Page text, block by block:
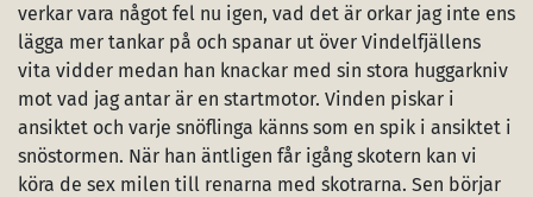
verkar vara något fel nu igen, vad det är orkar jag inte ens
lägga mer tankar på och spanar ut över Vindelfjällens
vita vidder medan han knackar med sin stora huggarkniv
mot vad jag antar är en startmotor. Vinden piskar i
ansiktet och varje snöflinga känns som en spik i ansiktet i
snöstormen. När han äntligen får igång skotern kan vi
köra de sex milen till renarna med skotrarna. Sen börjar